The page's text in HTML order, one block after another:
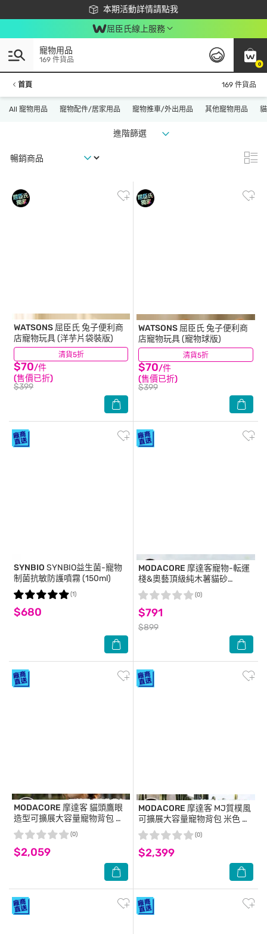
本期活動詳情請點我
下載app最高回饋$350
屈臣氏線上服務
0
寵物用品
169 件貨品
首頁 169 件貨品
All 寵物用品 寵物配件/居家用品 寵物推車/外出用品 其他寵物用品
進階篩選
清貨5折
WATSONS 屈臣氏兔子便利商
店寵物玩具 (洋芋片袋裝版)
$70/件
(售價已折)
$399
(4) 清貨5折
WATSONS 屈臣氏兔子便利商
店寵物玩具 (寵物球版)
$70/件
(售價已折)
$399
(3)
SYNBIO SYNBIO益生菌-寵物
制菌抗敏防護噴霧 (150ml)
$680
(1)
MODACORE 摩達客寵物-転運
棧&奧藝頂級純木薯貓砂
2.4KGx 3入組_無香精木薯砂_
絲蘭除臭強效凝結不粘底
$791
$899
(0)
MODACORE 摩達客 貓頭鷹眼
造型可擴展大容量寵物背包 綠
色 外出超透氣網窗雙肩背包 6
公斤以下犬貓狗特寵適用 秒變
帳篷款
$2,059
(0)
MODACORE 摩達客 MJ質樸風
可擴展大容量寵物背包 米色 外
出超透氣網窗雙肩背包 7公斤以
下犬貓狗特寵適用 秒變帳篷款
$2,399
(0)